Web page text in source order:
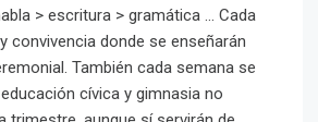
> escritura > gramática … Cada
donde se enseñarán
También cada semana se
cívica y gimnasia no